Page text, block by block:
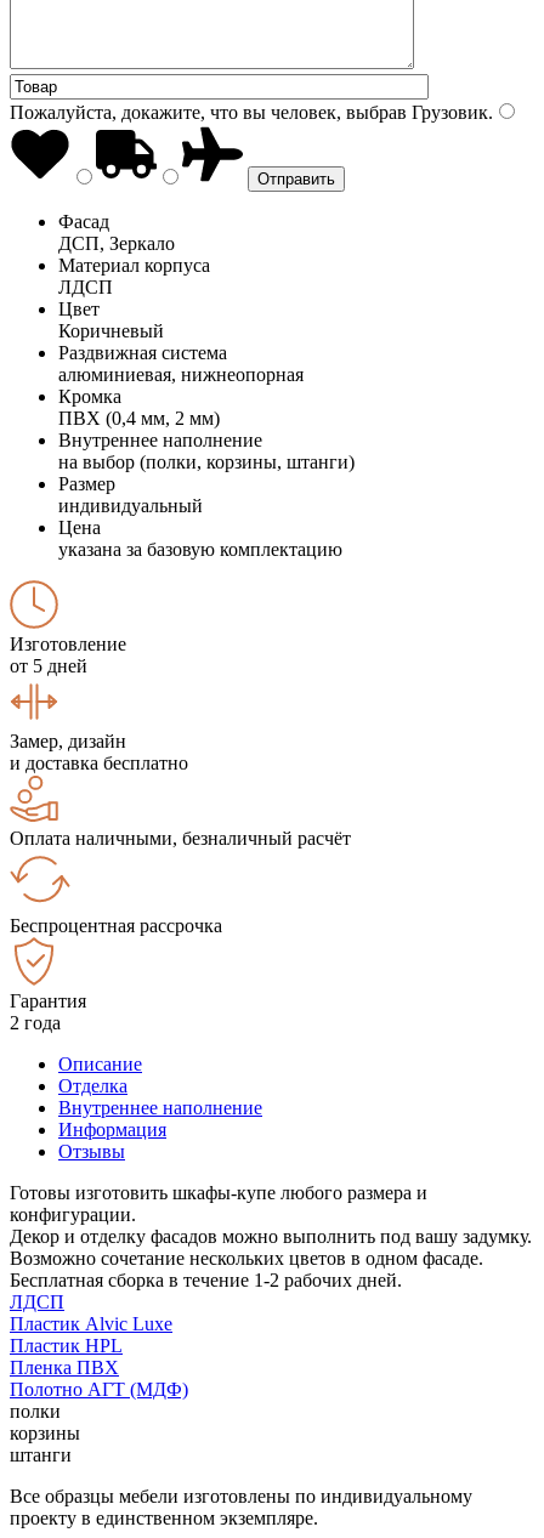
Пожалуйста, докажите, что вы человек, выбрав Грузовик.
Фасад
ДСП, Зеркало
Материал корпуса
ЛДСП
Цвет
Коричневый
Раздвижная система
алюминиевая, нижнеопорная
Кромка
ПВХ (0,4 мм, 2 мм)
Внутреннее наполнение
на выбор (полки, корзины, штанги)
Размер
индивидуальный
Цена
указана за базовую комплектацию
Изготовление
от 5 дней
Замер, дизайн
и доставка бесплатно
Оплата наличными, безналичный расчёт
Беспроцентная рассрочка
Гарантия
2 года
Описание
Отделка
Внутреннее наполнение
Информация
Отзывы
Готовы изготовить шкафы-купе любого размера и
конфигурации.
Декор и отделку фасадов можно выполнить под вашу задумку.
Возможно сочетание нескольких цветов в одном фасаде.
Бесплатная сборка в течение 1-2 рабочих дней.
ЛДСП
Пластик Alvic Luxe
Пластик HPL
Пленка ПВХ
Полотно АГТ (МДФ)
полки
корзины
штанги
Все образцы мебели изготовлены по индивидуальному
проекту в единственном экземпляре.